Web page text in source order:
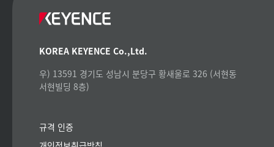
KOREA KEYENCE Co.,Ltd.
우) 13591 경기도 성남시 분당구 황새울로 326 (서현동
서현빌딩 8층)
규격 인증